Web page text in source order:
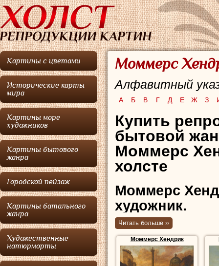
Картины с цветами
Исторические карты
мира
Картины море
художников
Картины бытового
жанра
Городской пейзаж
Картины батального
жанра
Художественные
натюрморты
Моммерс
Алфавитный
А Б В Г Д Е Ж З
Купить
бытовой
Моммерс
холсте
Моммерс
художник.
Моммерс
Харлеме. В 1654
гильдии. Ученик
Читать больше ››
Моммерс Хендрик